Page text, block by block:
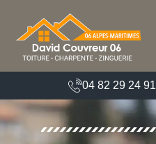
04 82 29 24 91